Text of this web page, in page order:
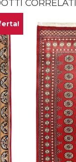
CORRELATI